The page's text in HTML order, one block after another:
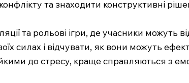
та знаходити конструктивні
та рольові ігри, де учасники
силах і відчувати, як вони можуть
до стресу, краще справляються з